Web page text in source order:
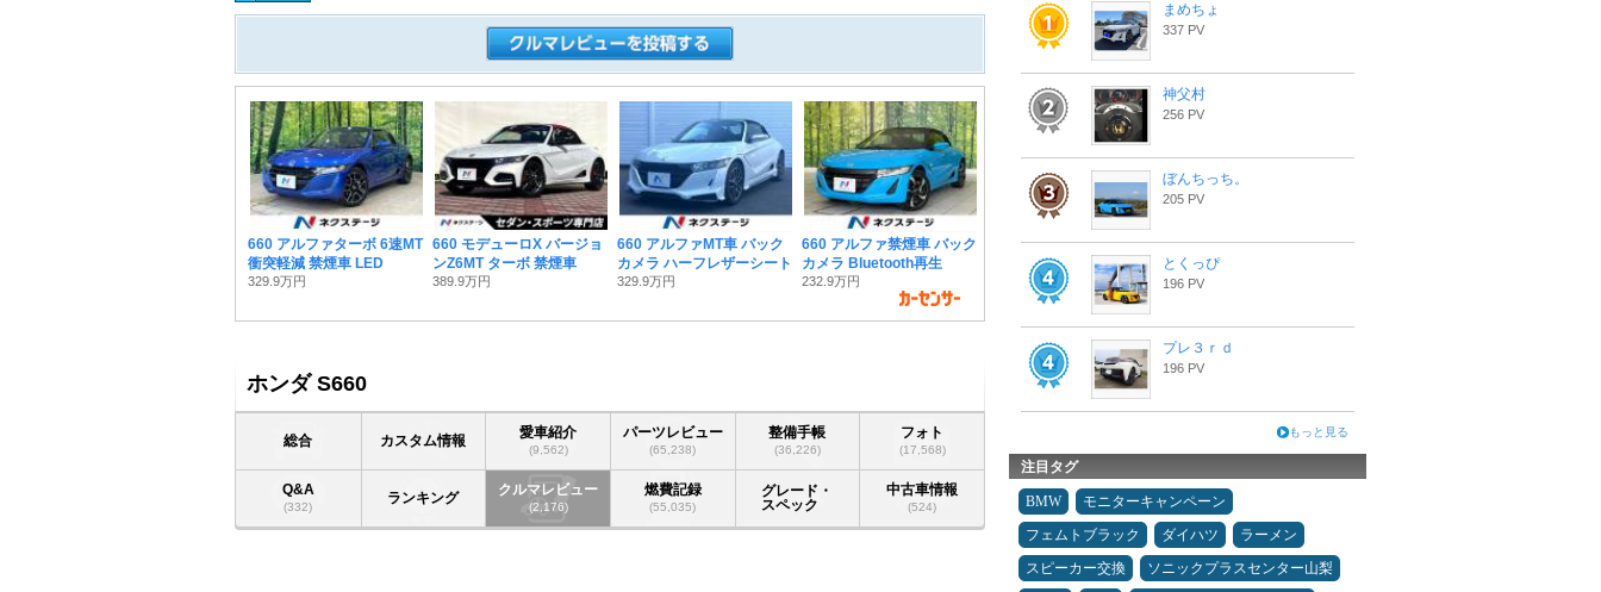
660 アルファターボ 6速MT
衝突軽減 禁煙車 LED
329.9万円
660 モデューロX バージョ
ンZ6MT ターボ 禁煙車
389.9万円
660 アルファMT車 バック
カメラ ハーフレザーシート
329.9万円
660 アルファ禁煙車 バック
カメラ Bluetooth再生
232.9万円
ホンダ S660
総合 カスタム情報
愛車紹介
(9,562)
パーツレビュー
(65,238)
整備手帳
(36,226)
フォト
(17,568)
Q&A
(332) ランキング
クルマレビュー
(2,176)
燃費記録
(55,035)
グレード・
スペック
中古車情報
(524)
まめちょ
337 PV
神父村
256 PV
ぼんちっち。
205 PV
とくっぴ
196 PV
プレ３ｒｄ
196 PV
もっと見る
注目タグ
BMW
モニターキャンペーン
フェムトブラック
ダイハツ
ラーメン
スピーカー交換
ソニックプラスセンター山梨